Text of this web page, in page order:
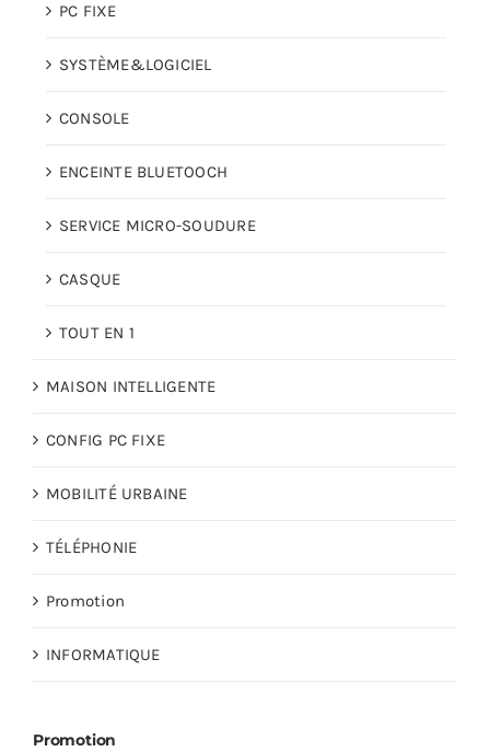
PC FIXE
SYSTÈME&LOGICIEL
CONSOLE
ENCEINTE BLUETOOCH
SERVICE MICRO-SOUDURE
CASQUE
TOUT EN 1
MAISON INTELLIGENTE
CONFIG PC FIXE
MOBILITÉ URBAINE
TÉLÉPHONIE
Promotion
INFORMATIQUE
Promotion